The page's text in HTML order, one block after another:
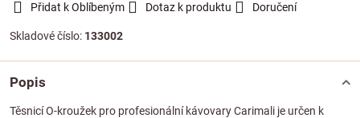
Přidat k Oblíbeným Dotaz k produktu Doručení
Skladové číslo: 133002
Popis
Těsnicí O-kroužek pro profesionální kávovary Carimali je určen k